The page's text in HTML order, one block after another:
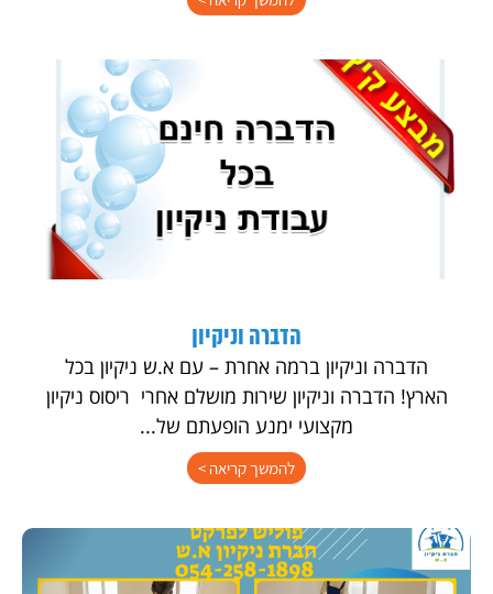
הדברה וניקיון
הדברה וניקיון ברמה אחרת – עם א.ש ניקיון בכל
הארץ! הדברה וניקיון שירות מושלם אחרי ריסוס ניקיון
מקצועי ימנע הופעתם של...
להמשך קריאה >